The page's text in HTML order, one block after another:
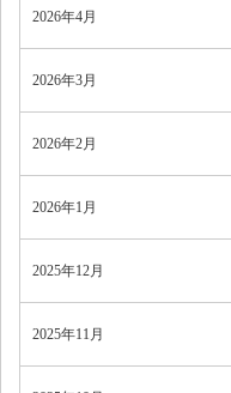
2026年4月
2026年3月
2026年2月
2026年1月
2025年12月
2025年11月